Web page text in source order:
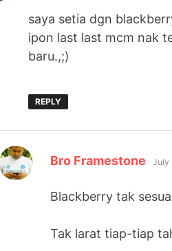
saya setia dgn
ipon last last mcm nak
baru.,;)
REPLY
Bro Framestone July
Blackberry tak
Tak larat tiap-tiap